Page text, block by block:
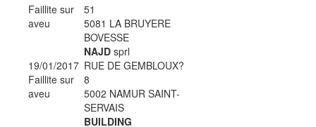
Faillite sur
aveu
51
5081 LA BRUYERE
BOVESSE
19/01/2017
Faillite sur
aveu
NAJD sprl
RUE DE GEMBLOUX?
8
5002 NAMUR SAINT-
SERVAIS
BUILDING